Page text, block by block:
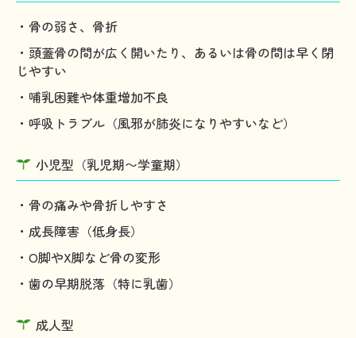
・骨の弱さ、骨折
・頭蓋骨の間が広く開いたり、あるいは骨の間は早く閉
じやすい
・哺乳困難や体重増加不良
・呼吸トラブル（風邪が肺炎になりやすいなど）
小児型（乳児期〜学童期）
・骨の痛みや骨折しやすさ
・成長障害（低身長）
・O脚やX脚など骨の変形
・歯の早期脱落（特に乳歯）
成人型